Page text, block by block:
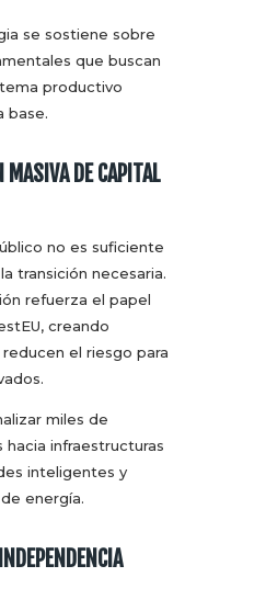
se sostiene sobre
que buscan
productivo
base.
DE CAPITAL
no es suficiente
transición necesaria.
refuerza el papel
creando
el riesgo para
miles de
hacia infraestructuras
inteligentes y
energía.